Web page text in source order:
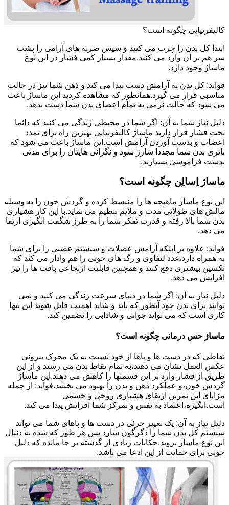
کالیفرنیایی چگونه است؟
ابتدا کل بدن را چرب می کنید و سپس ضربه های آرامی را پشت
سر هم بر آن وارد می کنید.مقدار بسیار کمی فشار در این نوع
ماساژ وجود دارد.
فواید: کل بدن به آرامش دست پیدا می کند و ذهن شما نیز در حالت
مناسبی قرار می گیرد.همانطور که مشاهده کردید این ماساژ باعث
می شود که حالت نرمی به تمام اعضای بدن شما دست بدهد.
دلیل نیاز شما به آن: اگر شما در محیطی زندگی می کنید که دائما
تحت فشار قرار دارید ماساژ کالیفرنیایی بهترین راه برای تمدد
اعصاب و بدست آوردن آرامش است.این ماساژ باعث می شود که
باتری بدن شما مجددا شارژ شود و نگرانی هایتان را برای مدتی
بدست فراموشی بسپارید.
ماساژ اِسالِن چگونه است؟
این نوع ماساژ ماهیچه ها را منبسط کرده و گردش خون را به وسیله
مالش های طولانی مدت و ملایم تنظیم می نماید.با این کار هشیاری
بدن شما بالا رفته و قدرت تفکر شما را به طرز شگفت انگیزی ارتقا
می دهد.
فواید: علاوه بر اینکه آرامش عضلات و سیستم عصبی را برای شما
به همراه دارد،غدد لنفاوی و رگ های خونی را هم وادار می کند که
تکسین بیشتری دفع کنند و همچنین قابلیت ارتجاعی بافت ها را نیز
افزایش می دهد.
دلیل نیاز به آن: اگر شما در دنیای سرعت زندگی می کنید و نمی
توانید برای بدن خود آنطور که باید و شاید اهمیت قائل شوید این تنها
کاری است که می تواند جوانی و شادابی را تضمین کند.
ماساژ حس درمانی چگونه است؟
نقاطی که در دست ها و پاها از خود نسبت به یک محرک بیرونی
عکس العمل نشان می دهند،به تمام نقاط بدن می رسند و از این
طریق از فشار وارد بر این قسمتها را کاهش می دهند.این ماساژ
گردش خون،و عملکرد ذهن و بدن را بهبود می بخشد.فواید: از جمله
مزایای این تمرین ارتقای هشیاری روحی و جسمی
است.انگیزه،اعتماد به نفس و تمرکز شما افزایش پیدا می کند.
دلیل نیاز به آن: یک تغییر جزئی در دست ها و پاهای شما می تواند
سیستم کل بدن شما را دگرگون سازد پس هر طور که شده به دنبال
این نوع ماساژ بروید.حکایات زیادی از گذشته بر جا مانده که دلیل
خوبی برای حمایت از این ادعا می باشد.